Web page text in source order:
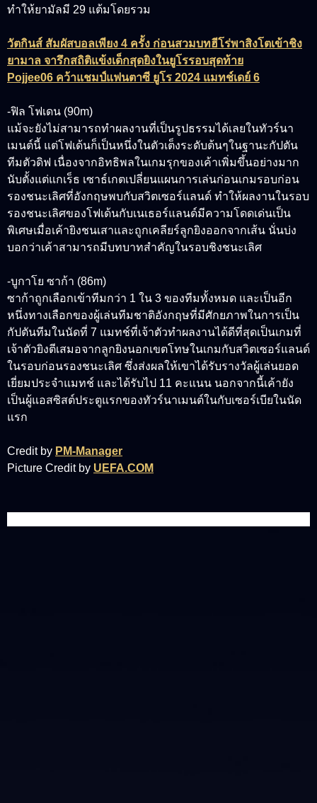
ทำให้ยามัลมี 29 แต้มโดยรวม
วัตกินส์ สัมผัสบอลเพียง 4 ครั้ง ก่อนสวมบทฮีโร่พาสิงโตเข้าชิง
ยามาล จารึกสถิติแข้งเด็กสุดยิงในยูโรรอบสุดท้าย
Pojjee06 คว้าแชมป์แฟนตาซี ยูโร 2024 แมทช์เดย์ 6
-ฟิล โฟเดน (90m)
แม้จะยังไม่สามารถทำผลงานที่เป็นรูปธรรมได้เลยในทัวร์นา
เมนต์นี้ แต่โฟเด้นก็เป็นหนึ่งในตัวเต็งระดับต้นๆในฐานะกัปตัน
ทีมตัวดิฟ เนื่องจากอิทธิพลในเกมรุกของเค้าเพิ่มขึ้นอย่างมาก
นับตั้งแต่แกเร็ธ เซาธ์เกตเปลี่ยนแผนการเล่นก่อนเกมรอบก่อน
รองชนะเลิศที่อังกฤษพบกับสวิตเซอร์แลนด์ ทำให้ผลงานในรอบ
รองชนะเลิศของโฟเด้นกับเนเธอร์แลนด์มีความโดดเด่นเป็น
พิเศษเมื่อเค้ายิงชนเสาและถูกเคลียร์ลูกยิงออกจากเส้น นั่นบ่ง
บอกว่าเค้าสามารถมีบทบาทสำคัญในรอบชิงชนะเลิศ
-บูกาโย ซาก้า (86m)
ซาก้าถูกเลือกเข้าทีมกว่า 1 ใน 3 ของทีมทั้งหมด และเป็นอีก
หนึ่งทางเลือกของผู้เล่นทีมชาติอังกฤษที่มีศักยภาพในการเป็น
กัปตันทีมในนัดที่ 7 แมทช์ที่เจ้าตัวทำผลงานได้ดีที่สุดเป็นเกมที่
เจ้าตัวยิงตีเสมอจากลูกยิงนอกเขตโทษในเกมกับสวิตเซอร์แลนด์
ในรอบก่อนรองชนะเลิศ ซึ่งส่งผลให้เขาได้รับรางวัลผู้เล่นยอด
เยี่ยมประจำแมทช์ และได้รับไป 11 คะแนน นอกจากนี้เค้ายัง
เป็นผู้แอสซิสต์ประตูแรกของทัวร์นาเมนต์ในกับเซอร์เบียในนัด
แรก
Credit by PM-Manager
Picture Credit by UEFA.COM